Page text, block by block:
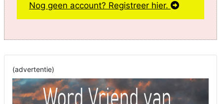
Nog geen account? Registreer hier.
(advertentie)